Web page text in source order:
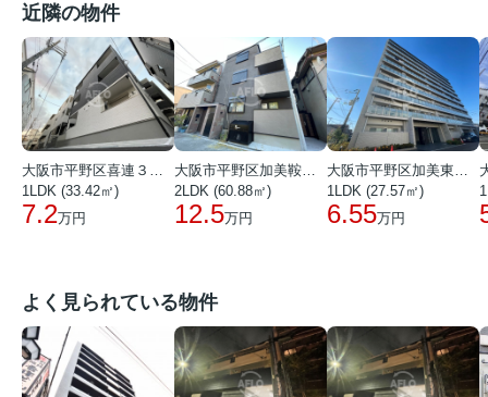
近隣の物件
1LDK (33.42㎡)
7.2万円
2LDK (60.88㎡)
12.5万円
1LDK (27.57㎡)
6.55万円
よく見られている物件